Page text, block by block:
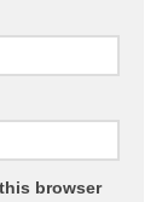
browser